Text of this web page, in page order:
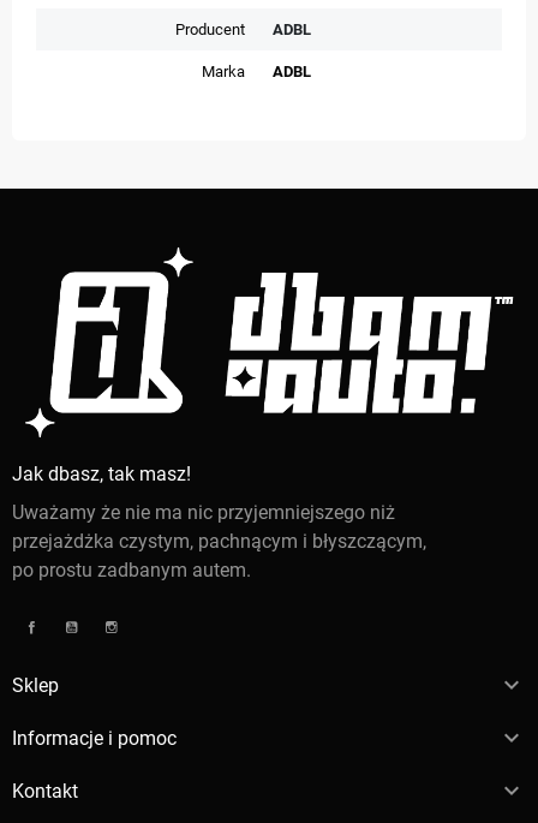
Producent ADBL
Marka ADBL
Jak dbasz, tak masz!
Uważamy że nie ma nic przyjemniejszego niż
przejażdżka czystym, pachnącym i błyszczącym,
po prostu zadbanym autem.
Sklep 
Informacje i pomoc 
Kontakt 